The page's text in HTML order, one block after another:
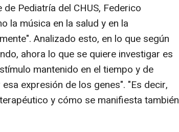
Pediatría del CHUS, Federico
la música en la salud y en la
Analizado esto, en lo que según
ahora lo que se quiere investigar es
mantenido en el tiempo y de
expresión de los genes". "Es decir,
y cómo se manifiesta también